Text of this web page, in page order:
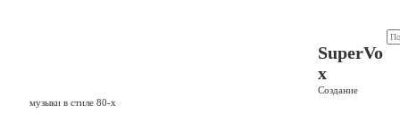
SuperVo
x
Создание
музыки в стиле 80-х